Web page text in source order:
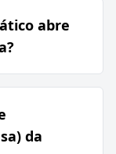
abre
da